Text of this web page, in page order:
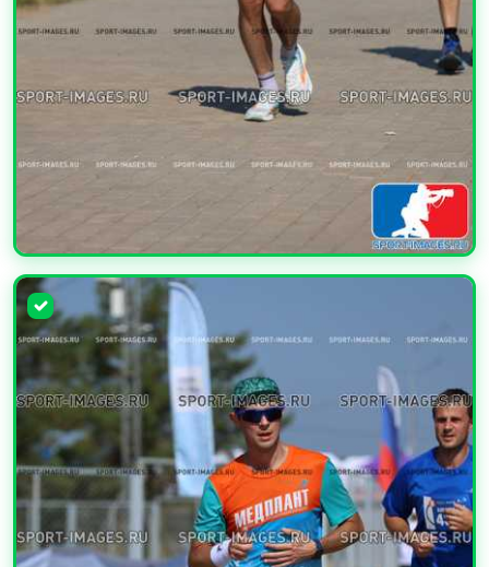
УВЕЛИЧИТЬ